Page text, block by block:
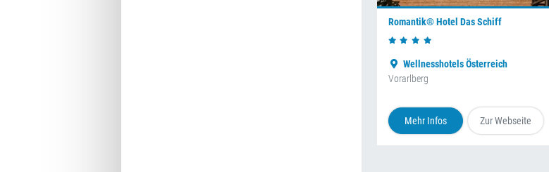
Romantik® Hotel Das Schiff
Wellnesshotels Österreich
Vorarlberg
Mehr Infos Zur Webseite